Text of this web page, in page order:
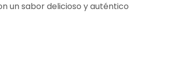
un sabor delicioso y auténtico